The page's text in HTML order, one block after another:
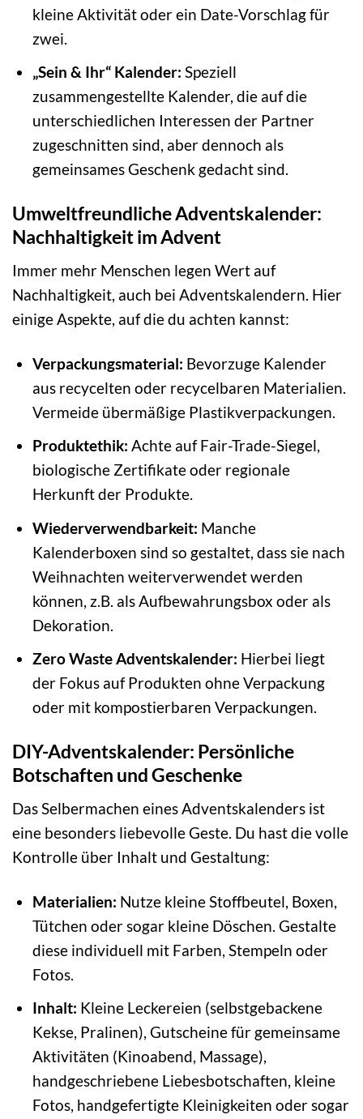
kleine Aktivität oder ein Date-Vorschlag für
zwei.
„Sein & Ihr“ Kalender: Speziell
zusammengestellte Kalender, die auf die
unterschiedlichen Interessen der Partner
zugeschnitten sind, aber dennoch als
gemeinsames Geschenk gedacht sind.
Umweltfreundliche Adventskalender:
Nachhaltigkeit im Advent
Immer mehr Menschen legen Wert auf
Nachhaltigkeit, auch bei Adventskalendern. Hier
einige Aspekte, auf die du achten kannst:
Verpackungsmaterial: Bevorzuge Kalender
aus recycelten oder recycelbaren Materialien.
Vermeide übermäßige Plastikverpackungen.
Produktethik: Achte auf Fair-Trade-Siegel,
biologische Zertifikate oder regionale
Herkunft der Produkte.
Wiederverwendbarkeit: Manche
Kalenderboxen sind so gestaltet, dass sie nach
Weihnachten weiterverwendet werden
können, z.B. als Aufbewahrungsbox oder als
Dekoration.
Zero Waste Adventskalender: Hierbei liegt
der Fokus auf Produkten ohne Verpackung
oder mit kompostierbaren Verpackungen.
DIY-Adventskalender: Persönliche
Botschaften und Geschenke
Das Selbermachen eines Adventskalenders ist
eine besonders liebevolle Geste. Du hast die volle
Kontrolle über Inhalt und Gestaltung:
Materialien: Nutze kleine Stoffbeutel, Boxen,
Tütchen oder sogar kleine Döschen. Gestalte
diese individuell mit Farben, Stempeln oder
Fotos.
Inhalt: Kleine Leckereien (selbstgebackene
Kekse, Pralinen), Gutscheine für gemeinsame
Aktivitäten (Kinoabend, Massage),
handgeschriebene Liebesbotschaften, kleine
Fotos, handgefertigte Kleinigkeiten oder sogar